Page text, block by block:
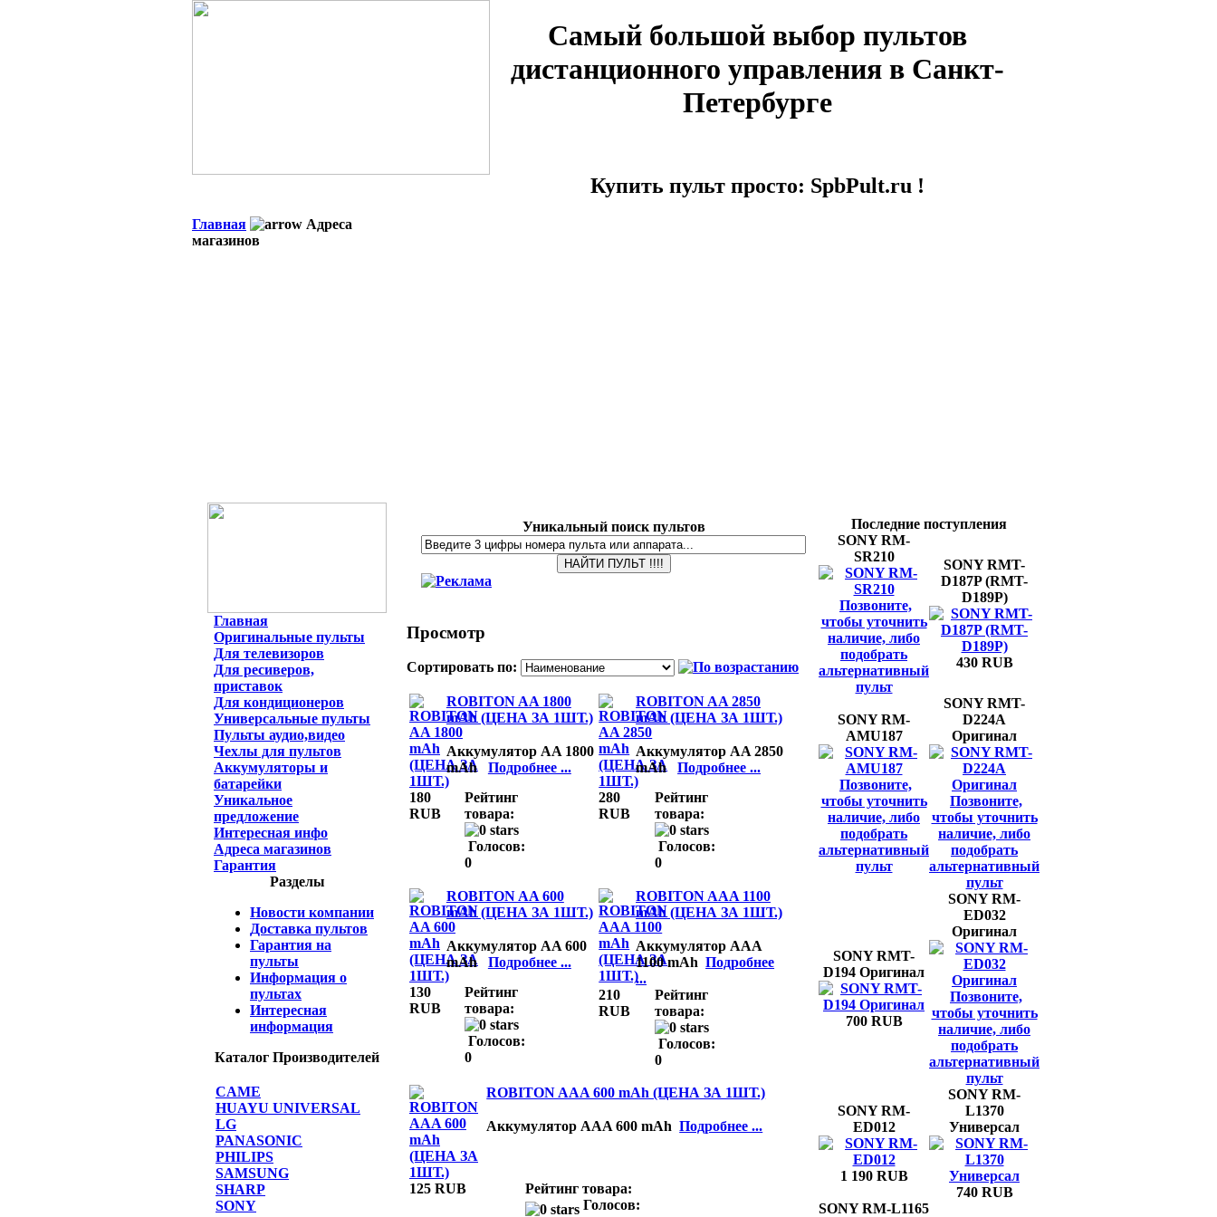
Самый большой выбор пультов
дистанционного управления в Санкт-
Петербурге
Купить пульт просто: SpbPult.ru !
Главная
Адреса
магазинов
Главная
Оригинальные пульты
Для телевизоров
Для ресиверов,
приставок
Для кондиционеров
Универсальные пульты
Пульты аудио,видео
Чехлы для пультов
Аккумуляторы и
батарейки
Уникальное
предложение
Интересная инфо
Адреса магазинов
Гарантия
Разделы
Новости компании
Доставка пультов
Гарантия на
пульты
Информация о
пультах
Интересная
информация
Каталог Производителей
CAME
HUAYU UNIVERSAL
LG
PANASONIC
PHILIPS
SAMSUNG
SHARP
SONY
Уникальный поиск пультов
Просмотр
Сортировать по:
ROBITON AA 1800
mAh (ЦЕНА ЗА 1ШТ.)
Аккумулятор AA 1800
mAh Подробнее ...
180
RUB
Рейтинг
товара:
Голосов:
0
ROBITON AA 2850
mAh (ЦЕНА ЗА 1ШТ.)
Аккумулятор AA 2850
mAhПодробнее ...
280
RUB
Рейтинг
товара:
Голосов:
0
ROBITON AA 600
mAh (ЦЕНА ЗА 1ШТ.)
Аккумулятор AA 600
mAh Подробнее ...
130
RUB
Рейтинг
товара:
Голосов:
0
ROBITON AAA 1100
mAh (ЦЕНА ЗА 1ШТ.)
Аккумулятор AAA
1100 mAhПодробнее
...
210
RUB
Рейтинг
товара:
Голосов:
0
ROBITON AAA 600 mAh (ЦЕНА ЗА 1ШТ.)
Аккумулятор AAA 600 mAhПодробнее ...
125 RUB
Рейтинг товара:
Голосов:
Последние поступления
SONY RM-
SR210
Позвоните,
чтобы уточнить
наличие, либо
подобрать
альтернативный
пульт
SONY RMT-
D187P (RMT-
D189P)
430 RUB
SONY RM-
AMU187
Позвоните,
чтобы уточнить
наличие, либо
подобрать
альтернативный
пульт
SONY RMT-
D224A
Оригинал
Позвоните,
чтобы уточнить
наличие, либо
подобрать
альтернативный
пульт
SONY RMT-
D194 Оригинал
700 RUB
SONY RM-
ED032
Оригинал
Позвоните,
чтобы уточнить
наличие, либо
подобрать
альтернативный
пульт
SONY RM-
ED012
1 190 RUB
SONY RM-
L1370
Универсал
740 RUB
SONY RM-L1165